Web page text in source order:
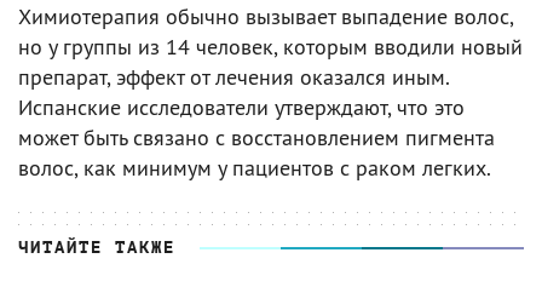
Химиотерапия обычно вызывает выпадение волос,
но у группы из 14 человек, которым вводили новый
препарат, эффект от лечения оказался иным.
Испанские исследователи утверждают, что это
может быть связано с восстановлением пигмента
волос, как минимум у пациентов с раком легких.
ЧИТАЙТЕ ТАКЖЕ